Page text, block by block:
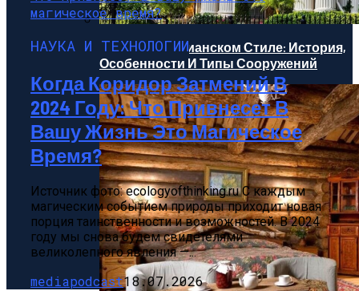
Дом В Викторианском Стиле: История,
Особенности И Типы Сооружений
НАУКА И ТЕХНОЛОГИИ
Когда Коридор Затмений В
2024 Году: Что Привнесет В
Вашу Жизнь Это Магическое
Время?
Источник фото: ecologyofthinking.ru С каждым
магическим событием природы приходит новая
порция таинственности и возможностей. В 2024
году мы снова будем свидетелями
великолепного явления —...
mediapodcast18.07.2026